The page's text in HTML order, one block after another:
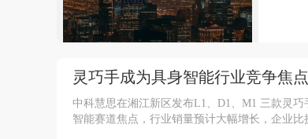
灵巧手成为具身智能行业竞争焦
中科慧思在湘江新区发布L1、D1、M1 三款灵
智能赛道焦点，行业销量预计大幅增长，企业